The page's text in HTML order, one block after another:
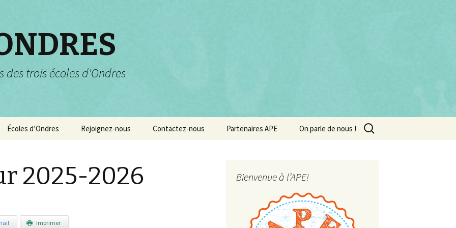
des trois écoles d'Ondres
Écoles d’Ondres
Garderie et centre de
loisirs
Rejoignez-nous Contactez-nous Partenaires APE On parle de nous ! Rechercher :
2025-2026
Imprimer
Bienvenue à l’APE!